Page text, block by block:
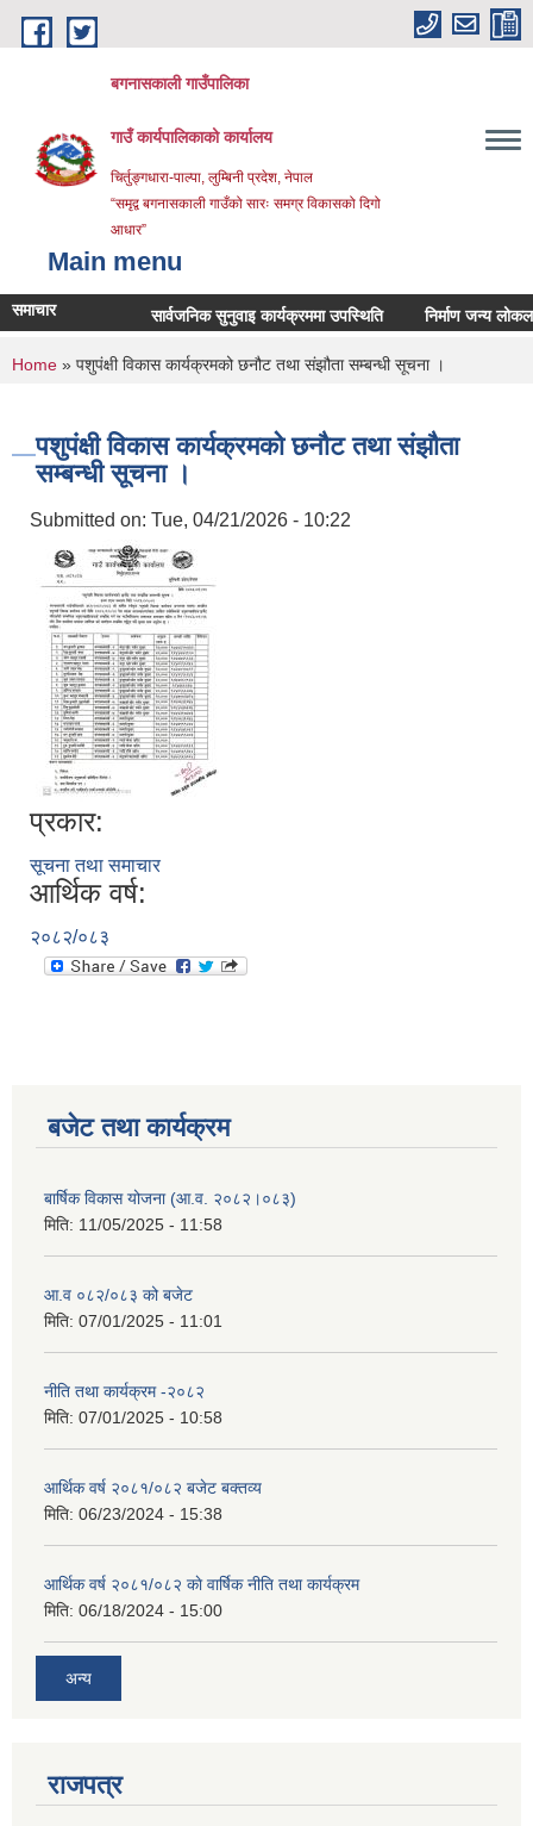
Skip to main content
बगनासकाली गाउँपालिका
गाउँ कार्यपालिकाको कार्यालय
चिर्तुङ्गधारा-पाल्पा, लुम्बिनी प्रदेश, नेपाल
“समृद्व बगनासकाली गाउँको सारः समग्र विकासको दिगो
आधार”
Main menu
समाचार सार्वजनिक सुनुवाइ कार्यक्रममा उपस्थिति निर्माण जन्य लोकल
You are here
Home » पशुपंक्षी विकास कार्यक्रमको छनौट तथा संझौता सम्बन्धी सूचना ।
पशुपंक्षी विकास कार्यक्रमको छनौट तथा संझौता
सम्बन्धी सूचना ।
Submitted on: Tue, 04/21/2026 - 10:22
प्रकार:
सूचना तथा समाचार
आर्थिक वर्ष:
२०८२/०८३
बजेट तथा कार्यक्रम
बार्षिक विकास योजना (आ.व. २०८२।०८३)
मिति: 11/05/2025 - 11:58
आ.व ०८२/०८३ को बजेट
मिति: 07/01/2025 - 11:01
नीति तथा कार्यक्रम -२०८२
मिति: 07/01/2025 - 10:58
आर्थिक वर्ष २०८१/०८२ बजेट बक्तव्य
मिति: 06/23/2024 - 15:38
आर्थिक वर्ष २०८१/०८२ काे वार्षिक नीति तथा कार्यक्रम
मिति: 06/18/2024 - 15:00
अन्य
राजपत्र